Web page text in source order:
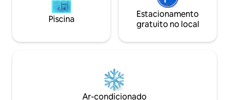
Piscina
Estacionamento
gratuito no local
Ar-condicionado